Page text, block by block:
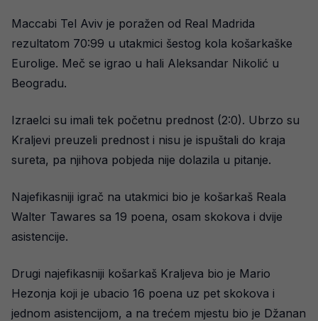
Maccabi Tel Aviv je poražen od Real Madrida
rezultatom 70:99 u utakmici šestog kola košarkaške
Eurolige. Meč se igrao u hali Aleksandar Nikolić u
Beogradu.
Izraelci su imali tek početnu prednost (2:0). Ubrzo su
Kraljevi preuzeli prednost i nisu je ispuštali do kraja
sureta, pa njihova pobjeda nije dolazila u pitanje.
Najefikasniji igrač na utakmici bio je košarkaš Reala
Walter Tawares sa 19 poena, osam skokova i dvije
asistencije.
Drugi najefikasniji košarkaš Kraljeva bio je Mario
Hezonja koji je ubacio 16 poena uz pet skokova i
jednom asistencijom, a na trećem mjestu bio je Džanan